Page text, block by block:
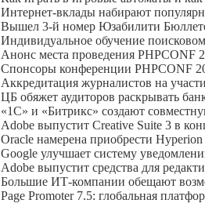
Интернет-вклады набирают
Вышел 3-й номер Юзабилити
Индивидуальное обучение
Анонс места проведения PHPCONF
Спонсоры конференции PHPCONF
Аккредитация журналистов на
ЦБ обяжет аудиторов раскрывать
«1С» и «Битрикс» создают
Adobe выпустит Creative Suite 3 в
Oracle намерена приобрести
Google улучшает систему
Adobe выпустит средства для
Большие ИТ-компании обещают
Page Promoter 7.5: глобальная